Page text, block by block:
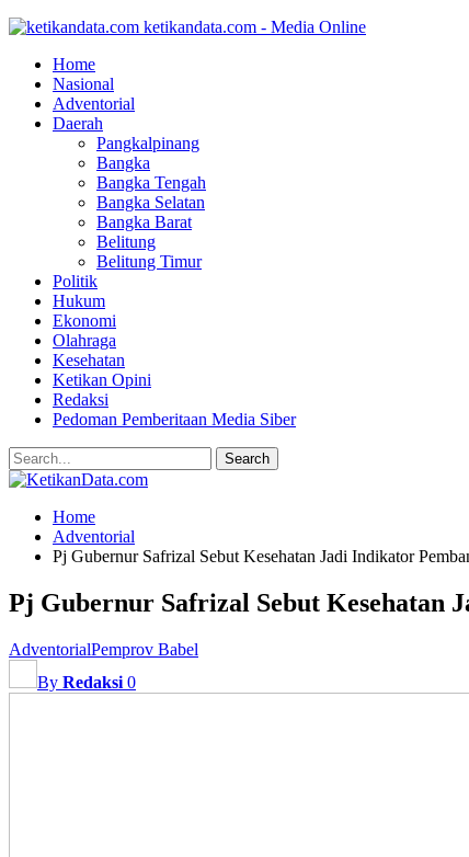
ketikandata.com - Media Online
Home
Nasional
Adventorial
Daerah
Pangkalpinang
Bangka
Bangka Tengah
Bangka Selatan
Bangka Barat
Belitung
Belitung Timur
Politik
Hukum
Ekonomi
Olahraga
Kesehatan
Ketikan Opini
Redaksi
Pedoman Pemberitaan Media Siber
Home
Adventorial
Pj Gubernur Safrizal Sebut Kesehatan Jadi Indikator
Pj Gubernur Safrizal Sebut Kesehatan
AdventorialPemprov Babel
By Redaksi 0